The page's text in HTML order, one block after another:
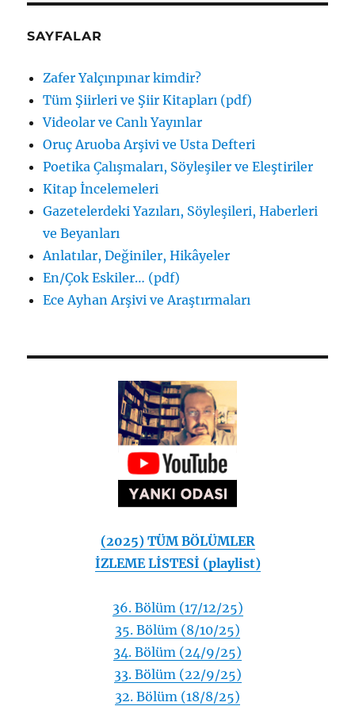
SAYFALAR
Zafer Yalçınpınar kimdir?
Tüm Şiirleri ve Şiir Kitapları (pdf)
Videolar ve Canlı Yayınlar
Oruç Aruoba Arşivi ve Usta Defteri
Poetika Çalışmaları, Söyleşiler ve Eleştiriler
Kitap İncelemeleri
Gazetelerdeki Yazıları, Söyleşileri, Haberleri
ve Beyanları
Anlatılar, Değiniler, Hikâyeler
En/Çok Eskiler… (pdf)
Ece Ayhan Arşivi ve Araştırmaları
(2025) TÜM BÖLÜMLER
İZLEME LİSTESİ (playlist)
36. Bölüm (17/12/25)
35. Bölüm (8/10/25)
34. Bölüm (24/9/25)
33. Bölüm (22/9/25)
32. Bölüm (18/8/25)